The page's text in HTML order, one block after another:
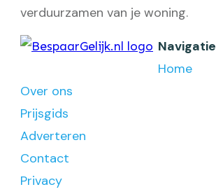
verduurzamen van je woning.
Navigatie
Home
Over ons
Prijsgids
Adverteren
Contact
Privacy